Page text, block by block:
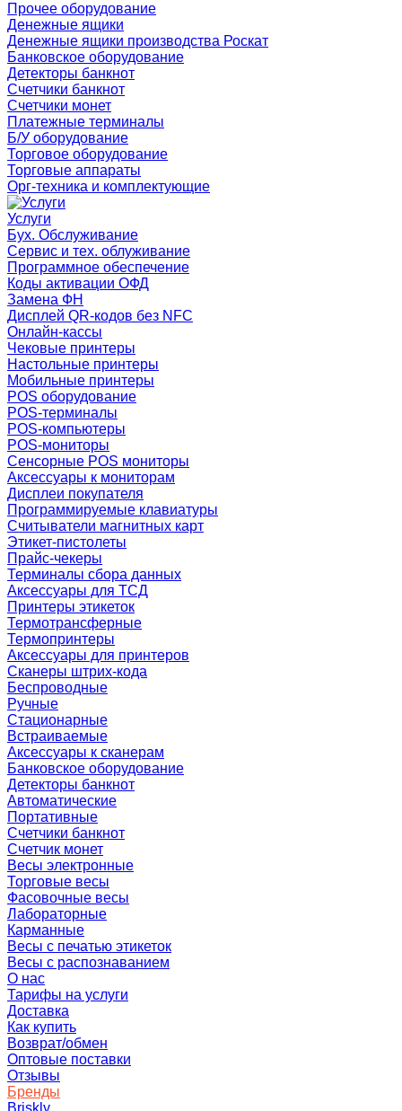
Прочее оборудование
Денежные ящики
Денежные ящики производства Роскат
Банковское оборудование
Детекторы банкнот
Счетчики банкнот
Счетчики монет
Платежные терминалы
Б/У оборудование
Торговое оборудование
Торговые аппараты
Орг-техника и комплектующие
Услуги
Бух. Обслуживание
Сервис и тех. облуживание
Программное обеспечение
Коды активации ОФД
Замена ФН
Дисплей QR-кодов без NFC
Онлайн-кассы
Чековые принтеры
Настольные принтеры
Мобильные принтеры
POS оборудование
POS-терминалы
POS-компьютеры
POS-мониторы
Сенсорные POS мониторы
Аксессуары к мониторам
Дисплеи покупателя
Программируемые клавиатуры
Считыватели магнитных карт
Этикет-пистолеты
Прайс-чекеры
Терминалы сбора данных
Аксессуары для ТСД
Принтеры этикеток
Термотрансферные
Термопринтеры
Аксессуары для принтеров
Сканеры штрих-кода
Беспроводные
Ручные
Стационарные
Встраиваемые
Аксессуары к сканерам
Банковское оборудование
Детекторы банкнот
Автоматические
Портативные
Счетчики банкнот
Счетчик монет
Весы электронные
Торговые весы
Фасовочные весы
Лабораторные
Карманные
Весы с печатью этикеток
Весы с распознаванием
О нас
Тарифы на услуги
Доставка
Как купить
Возврат/обмен
Оптовые поставки
Отзывы
Бренды
Briskly